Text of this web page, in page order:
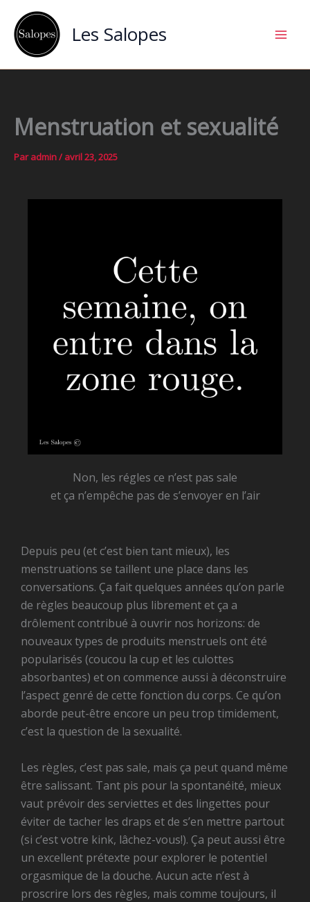
contenu
Les Salopes
Menstruation et sexualité
Paradmin/ avril 23, 2025
Non, les régles ce n’est pas sale
et ça n’empêche pas de s’envoyer en l’air
Depuis peu (et c’est bien tant mieux), les
menstruations se taillent une place dans les
conversations. Ça fait quelques années qu’on parle
de règles beaucoup plus librement et ça a
drôlement contribué à ouvrir nos horizons: de
nouveaux types de produits menstruels ont été
popularisés (coucou la cup et les culottes
absorbantes) et on commence aussi à déconstruire
l’aspect genré de cette fonction du corps. Ce qu’on
aborde peut-être encore un peu trop timidement,
c’est la question de la sexualité.
Les règles, c’est pas sale, mais ça peut quand même
être salissant. Tant pis pour la spontanéité, mieux
vaut prévoir des serviettes et des lingettes pour
éviter de tacher les draps et de s’en mettre partout
(si c’est votre kink, lâchez-vous!). Ça peut aussi être
un excellent prétexte pour explorer le potentiel
orgasmique de la douche. Aucun acte n’est à
proscrire lors des règles, mais comme toujours, il